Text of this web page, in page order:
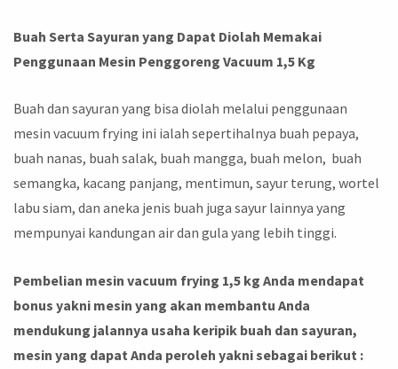
Buah Serta Sayuran yang Dapat Diolah Memakai
Penggunaan Mesin Penggoreng Vacuum 1,5 Kg
Buah dan sayuran yang bisa diolah melalui penggunaan
mesin vacuum frying ini ialah sepertihalnya buah pepaya,
buah nanas, buah salak, buah mangga, buah melon, buah
semangka, kacang panjang, mentimun, sayur terung, wortel
labu siam, dan aneka jenis buah juga sayur lainnya yang
mempunyai kandungan air dan gula yang lebih tinggi.
Pembelian mesin vacuum frying 1,5 kg Anda mendapat
bonus yakni mesin yang akan membantu Anda
mendukung jalannya usaha keripik buah dan sayuran,
mesin yang dapat Anda peroleh yakni sebagai berikut :